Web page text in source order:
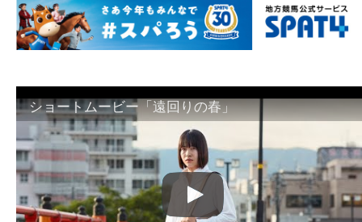
ショートムービー「遠回りの春」